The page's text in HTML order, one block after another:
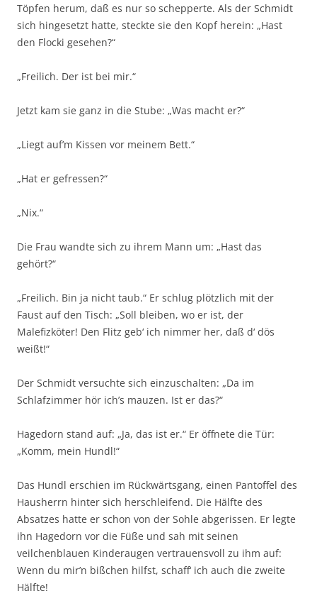
Töpfen herum, daß es nur so schepperte. Als der Schmidt
sich hingesetzt hatte, steckte sie den Kopf herein: „Hast
den Flocki gesehen?“
„Freilich. Der ist bei mir.“
Jetzt kam sie ganz in die Stube: „Was macht er?“
„Liegt auf’m Kissen vor meinem Bett.“
„Hat er gefressen?“
„Nix.“
Die Frau wandte sich zu ihrem Mann um: „Hast das
gehört?“
„Freilich. Bin ja nicht taub.“ Er schlug plötzlich mit der
Faust auf den Tisch: „Soll bleiben, wo er ist, der
Malefizköter! Den Flitz geb‘ ich nimmer her, daß d‘ dös
weißt!“
Der Schmidt versuchte sich einzuschalten: „Da im
Schlafzimmer hör ich’s mauzen. Ist er das?“
Hagedorn stand auf: „Ja, das ist er.“ Er öffnete die Tür:
„Komm, mein Hundl!“
Das Hundl erschien im Rückwärtsgang, einen Pantoffel des
Hausherrn hinter sich herschleifend. Die Hälfte des
Absatzes hatte er schon von der Sohle abgerissen. Er legte
ihn Hagedorn vor die Füße und sah mit seinen
veilchenblauen Kinderaugen vertrauensvoll zu ihm auf:
Wenn du mir’n bißchen hilfst, schaff‘ ich auch die zweite
Hälfte!